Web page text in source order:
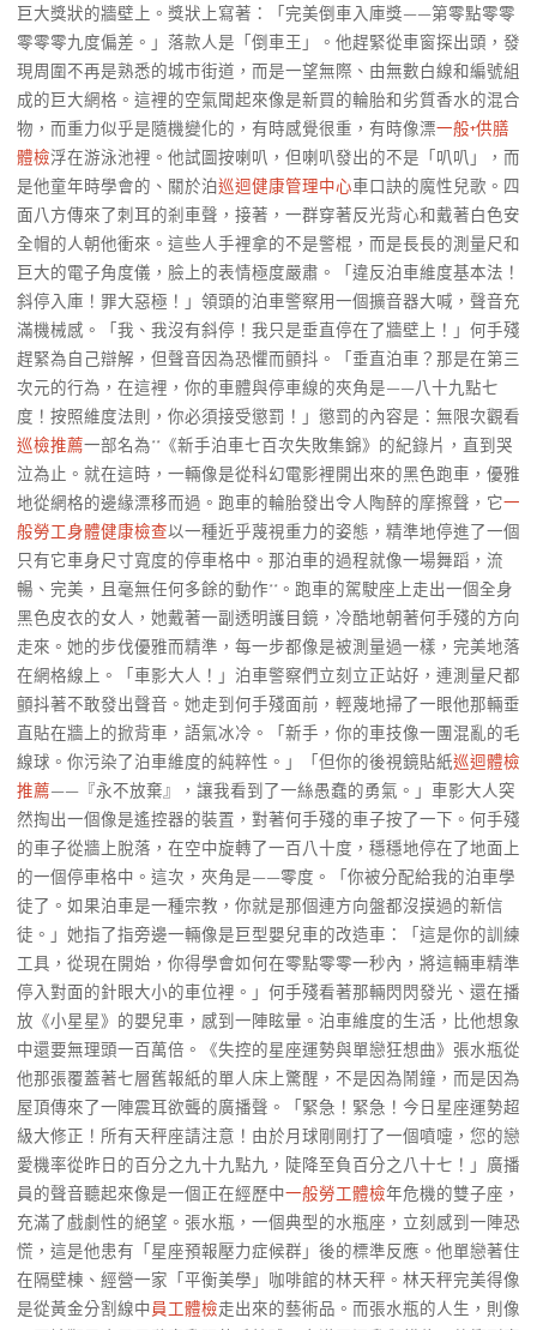
巨大獎狀的牆壁上。獎狀上寫著：「完美倒車入庫獎——第零點零零
零零零九度偏差。」落款人是「倒車王」。他趕緊從車窗探出頭，發
現周圍不再是熟悉的城市街道，而是一望無際、由無數白線和編號組
成的巨大網格。這裡的空氣聞起來像是新買的輪胎和劣質香水的混合
物，而重力似乎是隨機變化的，有時感覺很重，有時像漂一般+供膳
體檢浮在游泳池裡。他試圖按喇叭，但喇叭發出的不是「叭叭」，而
是他童年時學會的、關於泊巡迴健康管理中心車口訣的魔性兒歌。四
面八方傳來了刺耳的剎車聲，接著，一群穿著反光背心和戴著白色安
全帽的人朝他衝來。這些人手裡拿的不是警棍，而是長長的測量尺和
巨大的電子角度儀，臉上的表情極度嚴肅。「違反泊車維度基本法！
斜停入庫！罪大惡極！」領頭的泊車警察用一個擴音器大喊，聲音充
滿機械感。「我、我沒有斜停！我只是垂直停在了牆壁上！」何手殘
趕緊為自己辯解，但聲音因為恐懼而顫抖。「垂直泊車？那是在第三
次元的行為，在這裡，你的車體與停車線的夾角是——八十九點七
度！按照維度法則，你必須接受懲罰！」懲罰的內容是：無限次觀看
巡檢推薦一部名為**《新手泊車七百次失敗集錦》的紀錄片，直到哭
泣為止。就在這時，一輛像是從科幻電影裡開出來的黑色跑車，優雅
地從網格的邊緣漂移而過。跑車的輪胎發出令人陶醉的摩擦聲，它一
般勞工身體健康檢查以一種近乎蔑視重力的姿態，精準地停進了一個
只有它車身尺寸寬度的停車格中。那泊車的過程就像一場舞蹈，流
暢、完美，且毫無任何多餘的動作**。跑車的駕駛座上走出一個全身
黑色皮衣的女人，她戴著一副透明護目鏡，冷酷地朝著何手殘的方向
走來。她的步伐優雅而精準，每一步都像是被測量過一樣，完美地落
在網格線上。「車影大人！」泊車警察們立刻立正站好，連測量尺都
顫抖著不敢發出聲音。她走到何手殘面前，輕蔑地掃了一眼他那輛垂
直貼在牆上的掀背車，語氣冰冷。「新手，你的車技像一團混亂的毛
線球。你污染了泊車維度的純粹性。」「但你的後視鏡貼紙巡迴體檢
推薦——『永不放棄』，讓我看到了一絲愚蠢的勇氣。」車影大人突
然掏出一個像是遙控器的裝置，對著何手殘的車子按了一下。何手殘
的車子從牆上脫落，在空中旋轉了一百八十度，穩穩地停在了地面上
的一個停車格中。這次，夾角是——零度。「你被分配給我的泊車學
徒了。如果泊車是一種宗教，你就是那個連方向盤都沒摸過的新信
徒。」她指了指旁邊一輛像是巨型嬰兒車的改造車：「這是你的訓練
工具，從現在開始，你得學會如何在零點零零一秒內，將這輛車精準
停入對面的針眼大小的車位裡。」何手殘看著那輛閃閃發光、還在播
放《小星星》的嬰兒車，感到一陣眩暈。泊車維度的生活，比他想象
中還要無理頭一百萬倍。《失控的星座運勢與單戀狂想曲》張水瓶從
他那張覆蓋著七層舊報紙的單人床上驚醒，不是因為鬧鐘，而是因為
屋頂傳來了一陣震耳欲聾的廣播聲。「緊急！緊急！今日星座運勢超
級大修正！所有天秤座請注意！由於月球剛剛打了一個噴嚏，您的戀
愛機率從昨日的百分之九十九點九，陡降至負百分之八十七！」廣播
員的聲音聽起來像是一個正在經歷中一般勞工體檢年危機的雙子座，
充滿了戲劇性的絕望。張水瓶，一個典型的水瓶座，立刻感到一陣恐
慌，這是他患有「星座預報壓力症候群」後的標準反應。他單戀著住
在隔壁棟、經營一家「平衡美學」咖啡館的林天秤。林天秤完美得像
是從黃金分割線中員工體檢走出來的藝術品。而張水瓶的人生，則像